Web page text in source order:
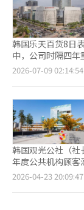
韩国乐天百货8日
中，公司时隔四年重返
生产性本部（KPC
进以消费者体验为
境，提升整体服务
中仁川店已于今年
级高端百货；将于
业态，进一步提升区域竞争力。 此
购物、旅游、娱
续两年合计实现年
年，蚕室店举办约
举办明洞庆典、引
2026-07-09 02:14:54
韩国观光公社（
年度公共机构顾
调查由财政经济部
普通、欠佳、非常
2026-04-23 20:09:47
页